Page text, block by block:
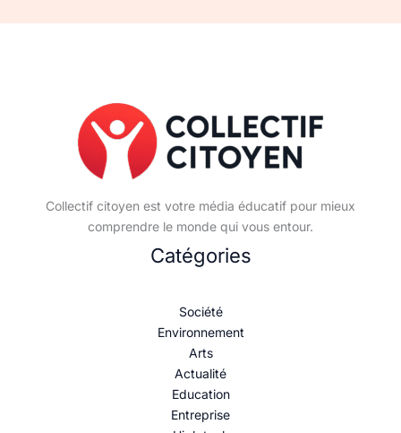
Collectif citoyen est votre média éducatif pour mieux
comprendre le monde qui vous entour.
Catégories
Société
Environnement
Arts
Actualité
Education
Entreprise